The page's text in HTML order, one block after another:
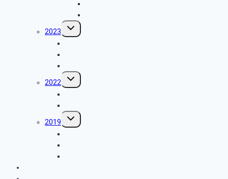
2023
Untermenü
umschalten
2022
Untermenü
umschalten
2019
Untermenü
umschalten